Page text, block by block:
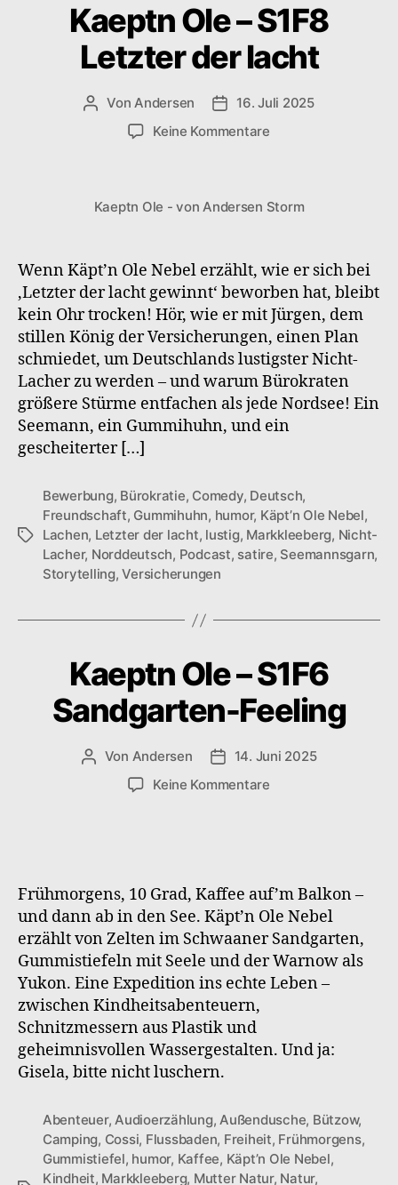
Kaeptn Ole – S1F8
Letzter der lacht
Beitragsautor
VonAndersen Veröffentlichungsdatum
16. Juli 2025
Keine Kommentarezu
S1F8
lacht
Kaeptn Ole - von Andersen Storm
Wenn Käpt’n Ole Nebel erzählt, wie er sich bei
‚Letzter der lacht gewinnt‘ beworben hat, bleibt
kein Ohr trocken! Hör, wie er mit Jürgen, dem
stillen König der Versicherungen, einen Plan
schmiedet, um Deutschlands lustigster Nicht-
Lacher zu werden – und warum Bürokraten
größere Stürme entfachen als jede Nordsee! Ein
Seemann, ein Gummihuhn, und ein
gescheiterter […]
Schlagwörter
Bewerbung, Bürokratie, Comedy, Deutsch,
Freundschaft, Gummihuhn, humor, Käpt’n Ole Nebel,
Lachen, Letzter der lacht, lustig, Markkleeberg, Nicht-
Lacher, Norddeutsch, Podcast, satire, Seemannsgarn,
Storytelling,Versicherungen
Kaeptn Ole – S1F6
Sandgarten-Feeling
Beitragsautor
Von Andersen Veröffentlichungsdatum
14. Juni 2025
Keine Kommentarezu
Feeling
Frühmorgens, 10 Grad, Kaffee auf’m Balkon –
und dann ab in den See. Käpt’n Ole Nebel
erzählt von Zelten im Schwaaner Sandgarten,
Gummistiefeln mit Seele und der Warnow als
Yukon. Eine Expedition ins echte Leben –
zwischen Kindheitsabenteuern,
Schnitzmessern aus Plastik und
geheimnisvollen Wassergestalten. Und ja:
Gisela, bitte nicht luschern.
Abenteuer,Audioerzählung,Außendusche, Bützow,
Camping, Cossi, Flussbaden, Freiheit, Frühmorgens,
Gummistiefel, humor, Kaffee, Käpt’n Ole Nebel,
Kindheit, Markkleeberg, Mutter Natur, Natur,